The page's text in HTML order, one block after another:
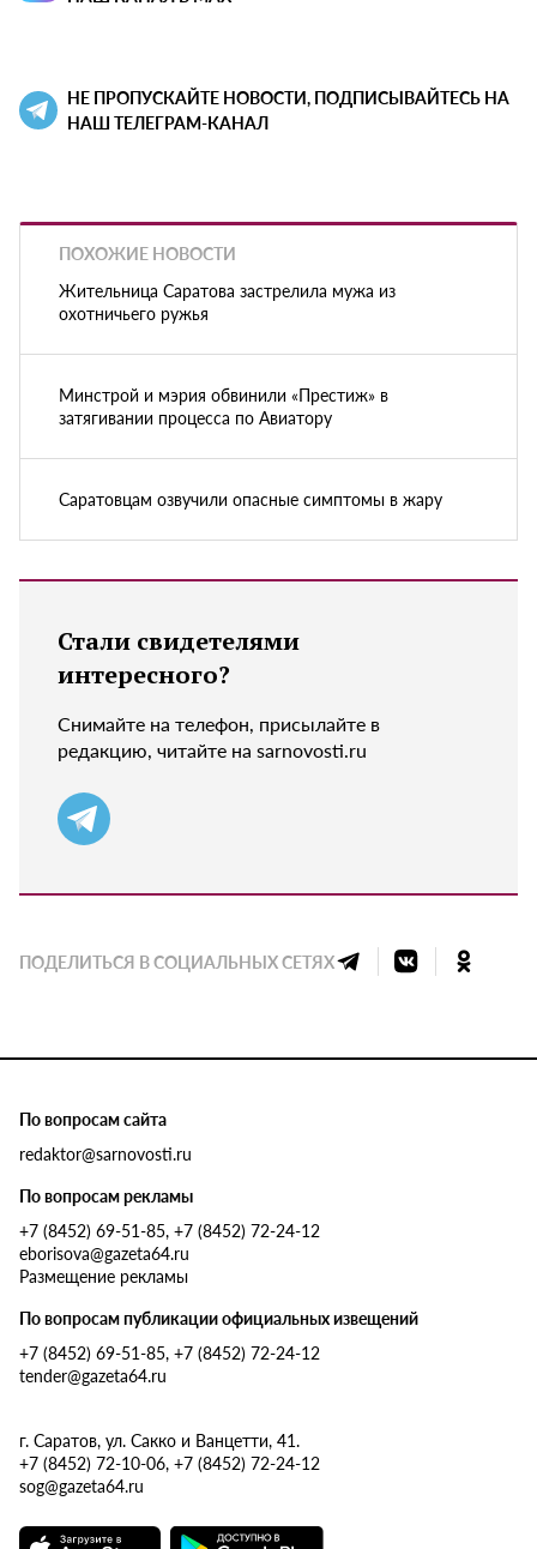
НЕ ПРОПУСКАЙТЕ НОВОСТИ, ПОДПИСЫВАЙТЕСЬ НА
НАШ ТЕЛЕГРАМ-КАНАЛ
ПОХОЖИЕ НОВОСТИ
Жительница Саратова застрелила мужа из
охотничьего ружья
Минстрой и мэрия обвинили «Престиж» в
затягивании процесса по Авиатору
Саратовцам озвучили опасные симптомы в жару
Стали свидетелями
интересного?
Снимайте на телефон, присылайте в
редакцию, читайте на sarnovosti.ru
ПОДЕЛИТЬСЯ В СОЦИАЛЬНЫХ СЕТЯХ
По вопросам сайта
redaktor@sarnovosti.ru
По вопросам рекламы
+7 (8452) 69-51-85, +7 (8452) 72-24-12
eborisova@gazeta64.ru
Размещение рекламы
По вопросам публикации официальных извещений
+7 (8452) 69-51-85, +7 (8452) 72-24-12
tender@gazeta64.ru
г. Саратов, ул. Сакко и Ванцетти, 41.
+7 (8452) 72-10-06, +7 (8452) 72-24-12
sog@gazeta64.ru